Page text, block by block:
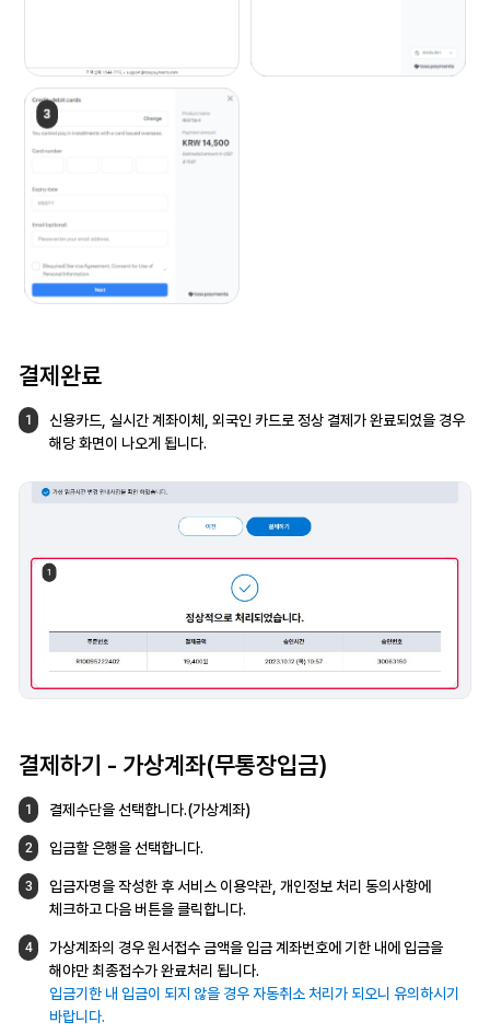
결제완료
1 신용카드, 실시간 계좌이체, 외국인 카드로정상 결제가 완료되었을 경우
해당 화면이 나오게 됩니다.
결제하기 - 가상계좌(무통장입금)
1 결제수단을 선택합니다.(가상계좌)
2 입금할 은행을 선택합니다.
3 입금자명을 작성한 후 서비스 이용약관, 개인정보 처리 동의사항에
체크하고 다음 버튼을 클릭합니다.
4 가상계좌의 경우 원서접수 금액을 입금계좌번호에 기한 내에 입금을
해야만최종접수가 완료처리 됩니다.
입금기한 내 입금이 되지 않을 경우 자동취소 처리가 되오니 유의하시기
바랍니다.